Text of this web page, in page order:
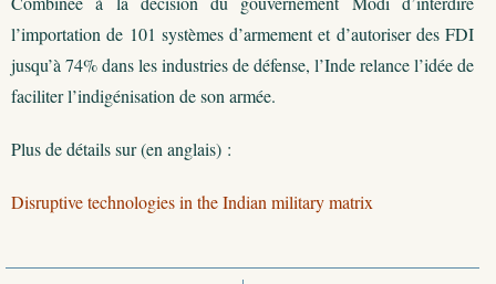
l’importation de 101 systèmes d’armement et d’autoriser des FDI
jusqu’à 74% dans les industries de défense, l’Inde relance l’idée de
faciliter l’indigénisation de son armée.
Plus de détails sur (en anglais) :
Disruptive technologies in the Indian military matrix